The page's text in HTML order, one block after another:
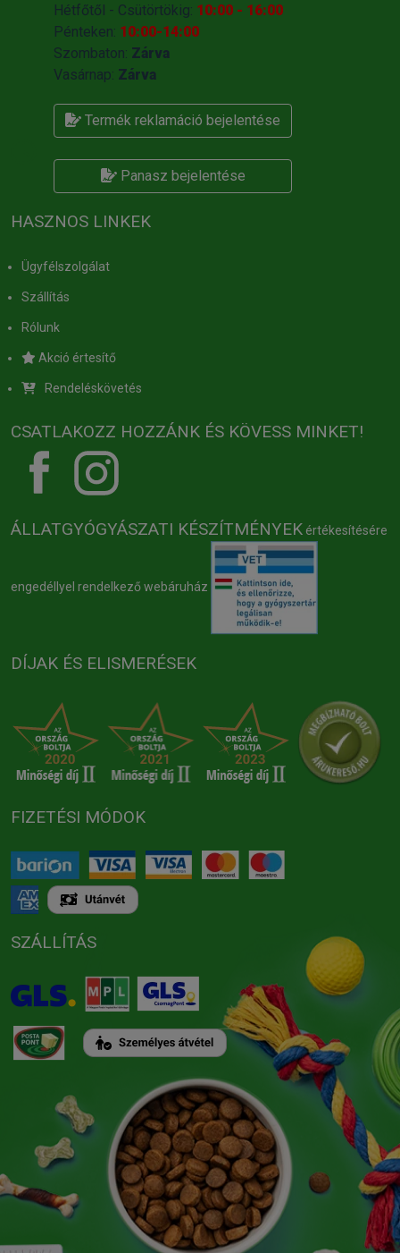
Hétfőtől - Csütörtökig: 10:00 - 16:00
Pénteken: 10:00-14:00
Szombaton: Zárva
Vasárnap: Zárva
Termék reklamáció bejelentése
Panasz bejelentése
HASZNOS LINKEK
Ügyfélszolgálat
Szállítás
Rólunk
Akció értesítő
Rendeléskövetés
CSATLAKOZZ HOZZÁNK ÉS KÖVESS MINKET!
ÁLLATGYÓGYÁSZATI KÉSZÍTMÉNYEK értékesítésére
engedéllyel rendelkező webáruház
DÍJAK ÉS ELISMERÉSEK
FIZETÉSI MÓDOK
SZÁLLÍTÁS